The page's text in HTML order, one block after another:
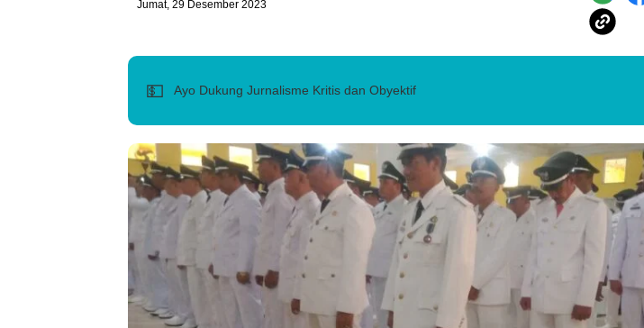
Jumat, 29 Desember 2023
💵 Ayo Dukung Jurnalisme Kritis dan Obyektif